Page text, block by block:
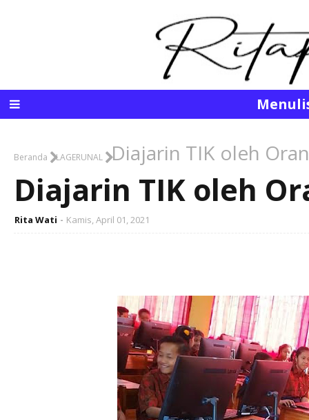
Beranda LAGERUNAL Diajarin TIK oleh
Diajarin TIK oleh
Rita Wati Kamis, April 01, 2021